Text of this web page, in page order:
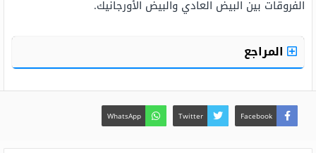
الفروقات بين البيض العادي والبيض الأورجانيك.
المراجع
Facebook
Twitter
WhatsApp